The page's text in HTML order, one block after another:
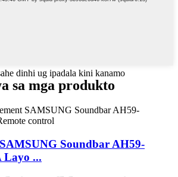
dinhi ug ipadala kini kanamo
sa mga produkto
Soundbar AH59-
Layo ...